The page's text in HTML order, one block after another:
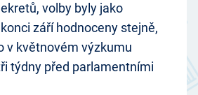
volby byly jako
září hodnoceny stejně,
v květnovém výzkumu
týdny před parlamentními